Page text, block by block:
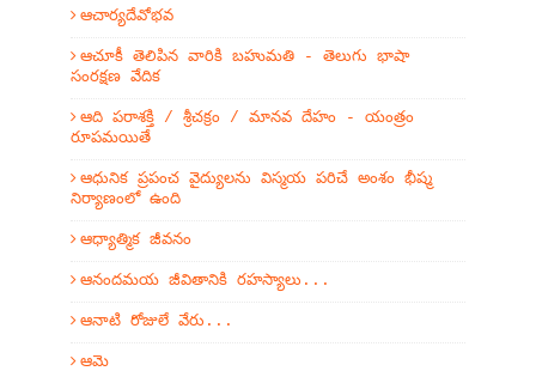
ఆచార్యదేవోభవ
ఆచూకీ తెలిపిన వారికి బహుమతి - తెలుగు భాషా
సంరక్షణ వేదిక
ఆది పరాశక్తి / శ్రీచక్రం / మానవ దేహం - యంత్రం
రూపమయితే
ఆధునిక ప్రపంచ వైద్యులను విస్మయ పరిచే అంశం భీష్మ
నిర్యాణంలో ఉంది
ఆధ్యాత్మిక జీవనం
ఆనందమయ జీవితానికి రహస్యాలు...
ఆనాటి రోజులే వేరు...
ఆమె